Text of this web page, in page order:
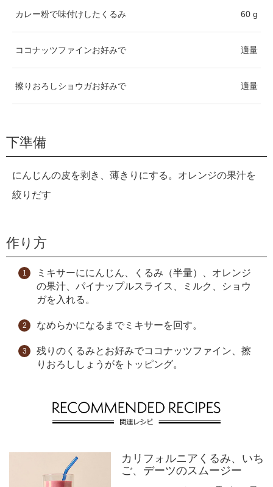
カレー粉で味付けしたくるみ 60 g
ココナッツファインお好みで 適量
擦りおろしショウガお好みで 適量
下準備
にんじんの皮を剥き、薄きりにする。オレンジの果汁を
絞りだす
作り方
ミキサーににんじん、くるみ（半量）、オレンジ
の果汁、パイナップルスライス、ミルク、ショウ
ガを入れる。
なめらかになるまでミキサーを回す。
残りのくるみとお好みでココナッツファイン、擦
りおろししょうがをトッピング。
カリフォルニアくるみ、いち
ご、デーツのスムージー